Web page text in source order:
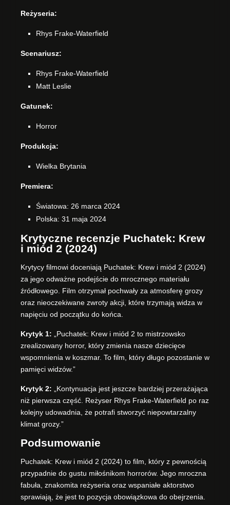
Reżyseria:
Rhys Frake-Waterfield
Scenariusz:
Rhys Frake-Waterfield
Matt Leslie
Gatunek:
Horror
Produkcja:
Wielka Brytania
Premiera:
Światowa: 26 marca 2024
Polska: 31 maja 2024
Krytyczne recenzje Puchatek: Krew
i miód 2 (2024)
Krytycy filmowi doceniają Puchatek: Krew i miód 2 (2024)
za jego odważne podejście do mrocznego materiału
źródłowego. Film otrzymał pochwały za atmosferę grozy
oraz nieoczekiwane zwroty akcji, które trzymają widza w
napięciu od początku do końca.
Krytyk 1: „Puchatek: Krew i miód 2 to mistrzowsko
zrealizowany horror, który zmienia nasze dziecięce
wspomnienia w koszmar. To film, który długo pozostanie w
pamięci widzów.”
Krytyk 2: „Kontynuacja jest jeszcze bardziej przerażająca
niż pierwsza część. Reżyser Rhys Frake-Waterfield po raz
kolejny udowadnia, że potrafi stworzyć niepowtarzalny
klimat grozy.”
Podsumowanie
Puchatek: Krew i miód 2 (2024) to film, który z pewnością
przypadnie do gustu miłośnikom horrorów. Jego mroczna
fabuła, znakomita reżyseria oraz wspaniałe aktorstwo
sprawiają, że jest to pozycja obowiązkowa do obejrzenia.